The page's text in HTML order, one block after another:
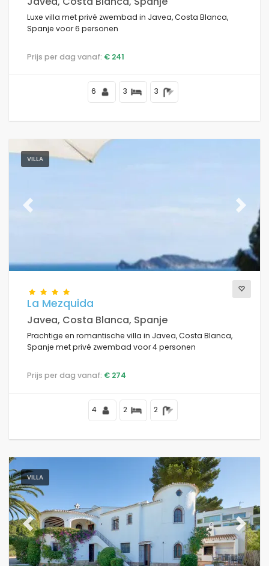
Luxe villa met privé zwembad in Javea, Costa Blanca,
Spanje voor 6 personen
Prijs per dag vanaf: € 241
6 3 3
VILLA
Previous Next
La Mezquida
Javea, Costa Blanca, Spanje
Prachtige en romantische villa in Javea, Costa Blanca,
Spanje met privé zwembad voor 4 personen
Prijs per dag vanaf: € 274
4 2 2
VILLA
Previous Next